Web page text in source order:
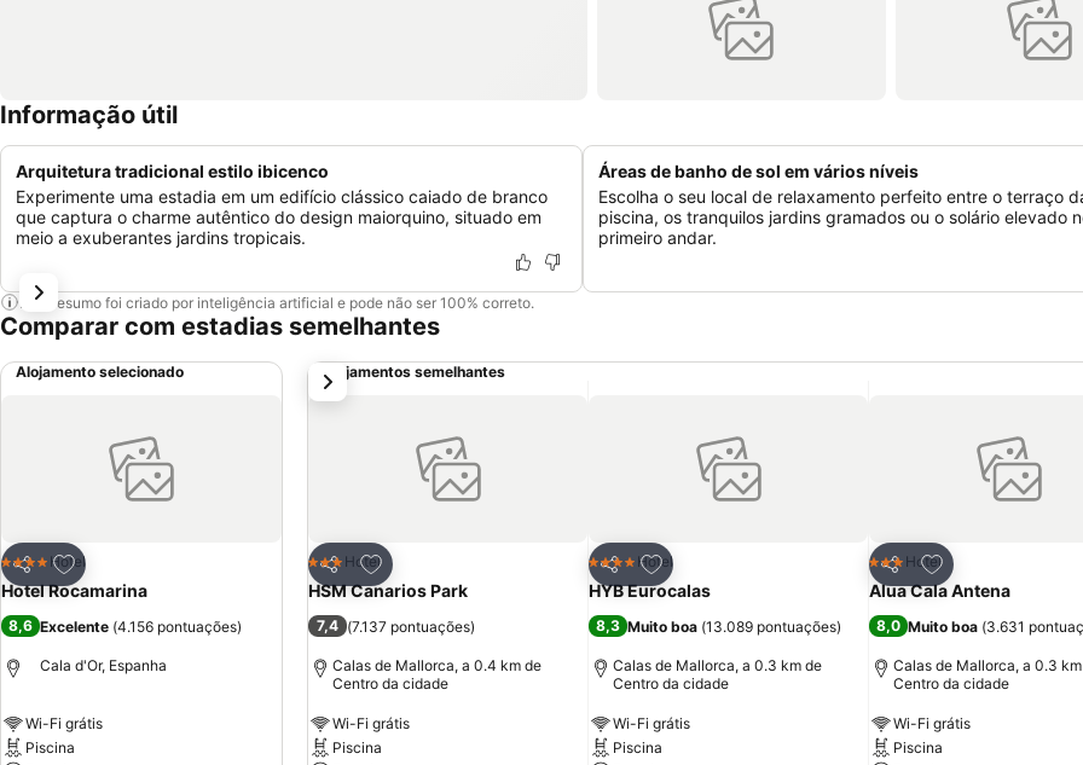
Informação útil
Arquitetura tradicional estilo ibicenco
Experimente uma estadia em um edifício clássico caiado de branco
que captura o charme autêntico do design maiorquino, situado em
meio a exuberantes jardins tropicais.
Áreas de banho de sol em vários níveis
Escolha o seu local de relaxamento perfeito entre o terraço
piscina, os tranquilos jardins gramados ou o solário elevado
primeiro andar.
Este resumo foi criado por inteligência artificial e pode não ser 100% correto.
Comparar com estadias semelhantes
Alojamento selecionado
Partilhar
Adicionar aos favoritos
4 EstrelasHotel
Hotel Rocamarina
8,6 Excelente (4.156 pontuações)
Cala d'Or, Espanha
Wi-Fi grátis
Piscina
Alojamentos semelhantes
Partilhar
Adicionar aos favoritos
3 Estrelas
Hotel
HSM Canarios Park
7,4 (7.137 pontuações)
Calas de Mallorca, a 0.4 km de
Centro da cidade
Wi-Fi grátis
Piscina
Partilhar
Adicionar aos favoritos
4 EstrelasHotel
HYB Eurocalas
8,3 Muito boa (13.089 pontuações)
Calas de Mallorca, a 0.3 km de
Centro da cidade
Wi-Fi grátis
Piscina
Partilhar
Adicionar aos
3 Estrelas
Hotel
Alua Cala Antena
8,0 Muito boa (3.631
Calas de Mallorca, a 0.3
Centro da cidade
Wi-Fi grátis
Piscina
próximo